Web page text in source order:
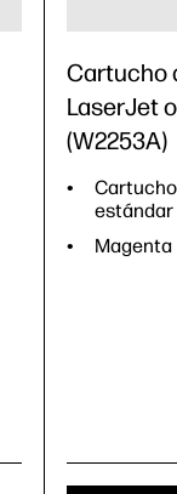
Cartucho
LaserJet
(W2253A)
estándar
Magenta